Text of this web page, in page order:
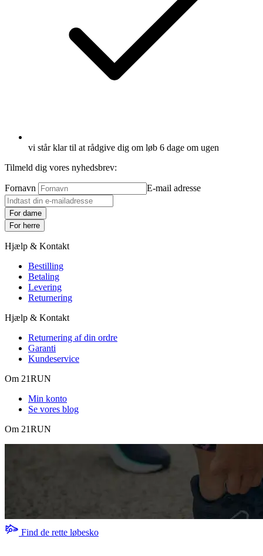
vi står klar til at rådgive dig om løb 6 dage om ugen
Tilmeld dig vores nyhedsbrev:
Fornavn E-mail adresse
For dame
For herre
Hjælp & Kontakt
Bestilling
Betaling
Levering
Returnering
Hjælp & Kontakt
Returnering af din ordre
Garanti
Kundeservice
Om 21RUN
Min konto
Se vores blog
Om 21RUN
Find de rette løbesko